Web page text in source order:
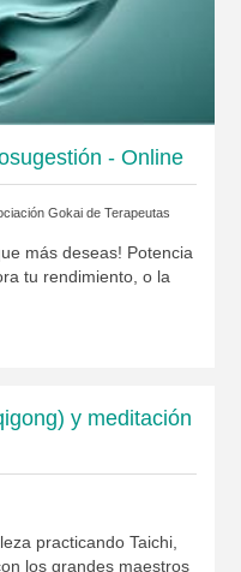
- Online
Gokai de Terapeutas
más deseas! Potencia
tu rendimiento, o la
y meditación
practicando Taichi,
los grandes maestros